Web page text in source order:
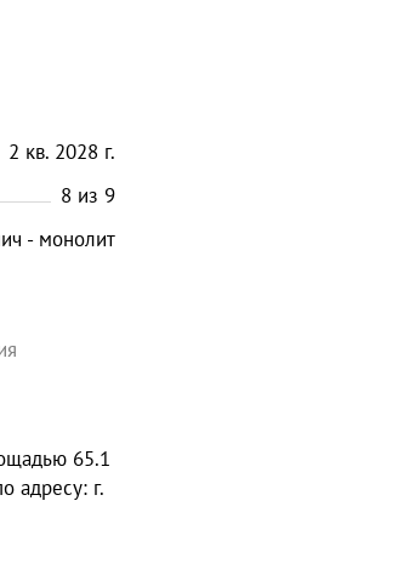
2 кв. 2028 г.
8 из 9
- монолит
65.1
адресу: г.